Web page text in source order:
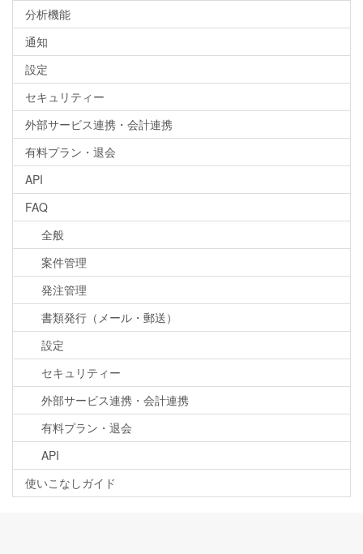
分析機能
通知
設定
セキュリティー
外部サービス連携・会計連携
有料プラン・退会
API
FAQ
全般
案件管理
発注管理
書類発行（メール・郵送）
設定
セキュリティー
外部サービス連携・会計連携
有料プラン・退会
API
使いこなしガイド